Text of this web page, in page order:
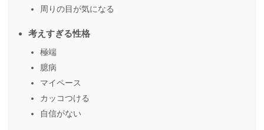
周りの目が気になる
考えすぎる性格
極端
臆病
マイペース
カッコつける
自信がない